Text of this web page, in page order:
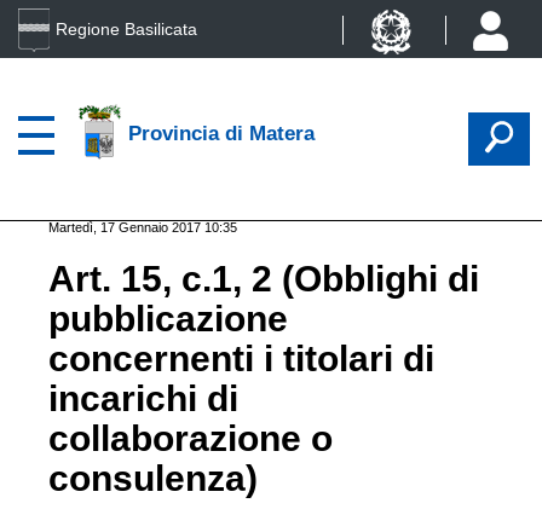
Regione Basilicata
Provincia di Matera
Martedì, 17 Gennaio 2017 10:35
Art. 15, c.1, 2 (Obblighi di
pubblicazione
concernenti i titolari di
incarichi di
collaborazione o
consulenza)